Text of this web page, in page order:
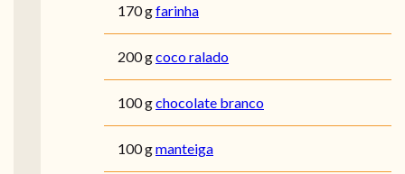
170 gfarinha
200 gcoco ralado
100 gchocolate branco
100 gmanteiga